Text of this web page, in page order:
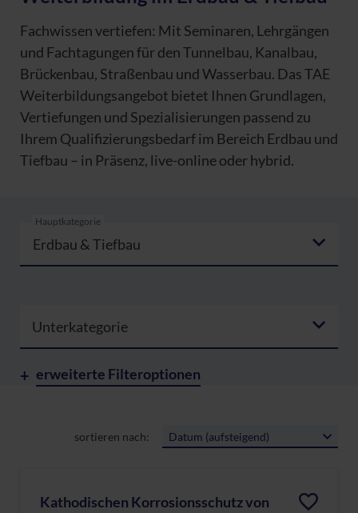
Fachwissen vertiefen: Mit Seminaren, Lehrgängen
und Fachtagungen für den Tunnelbau, Kanalbau,
Brückenbau, Straßenbau und Wasserbau. Das TAE
Weiterbildungsangebot bietet Ihnen Grundlagen,
Vertiefungen und Spezialisierungen passend zu
Ihrem Qualifizierungsbedarf im Bereich Erdbau und
Tiefbau – in Präsenz, live-online oder hybrid.
Erdbau & Tiefbau
Hauptkategorie
Unterkategorie
erweiterte Filteroptionen
sortieren nach: Datum (aufsteigend)
Kathodischen Korrosionsschutz von